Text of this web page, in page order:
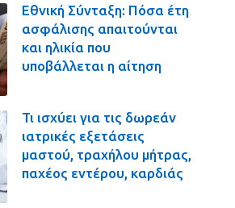
Εθνική Σύνταξη: Πόσα έτη
ασφάλισης απαιτούνται
και ηλικία που
υποβάλλεται η αίτηση
Τι ισχύει για τις δωρεάν
ιατρικές εξετάσεις
μαστού, τραχήλου μήτρας,
παχέος εντέρου, καρδιάς